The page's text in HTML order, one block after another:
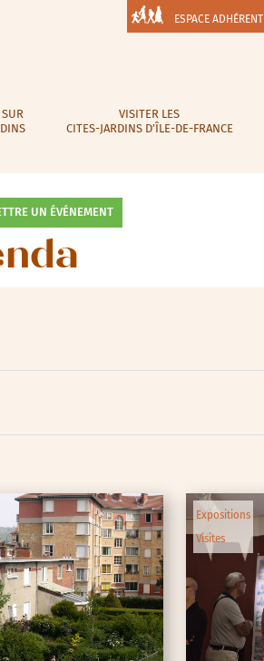
ESPACE ADHÉRENT
VISITER LES
CITES-JARDINS D’ÎLE-DE-FRANCE
UN ÉVÉNEMENT
Expositions
Visites